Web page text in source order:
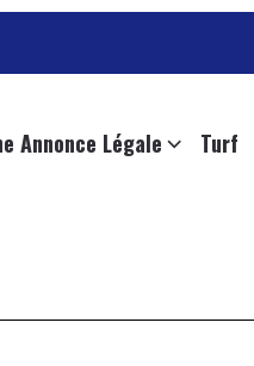
Annonce Légale Turf